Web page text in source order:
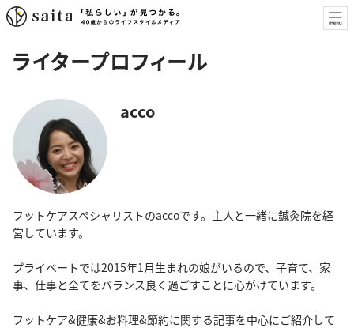
ライタープロフィール
acco
フットケアスペシャリストのaccoです。主人と一緒に鍼灸院を経
営しています。
プライベートでは2015年1月生まれの娘がいるので、子育て、家
事、仕事と全てをバランス良く過ごすことに心がけています。
フットケア&健康&お料理&節約に関する記事を中心にご紹介して